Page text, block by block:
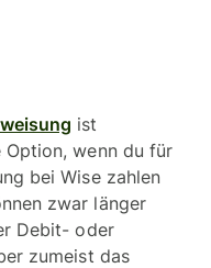
ist
wenn du für
bei Wise zahlen
zwar länger
Debit- oder
zumeist das